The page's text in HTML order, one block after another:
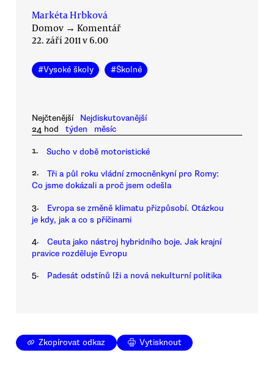
Markéta Hrbková
Domov → Komentář
22. září 2011 v 6.00
#Vysoké školy #Školné
Nejčtenější
Nejdiskutovanější
24 hod
týden měsíc
1. Sucho v době motoristické
2.
Tři a půl roku vládní zmocněnkyní pro Romy:
Co jsme dokázali a proč jsem odešla
3.
Evropa se změně klimatu přizpůsobí. Otázkou
je kdy, jak a co s příčinami
4.
Ceuta jako nástroj hybridního boje. Jak krajní
pravice rozděluje Evropu
5. Padesát odstínů lži a nová nekulturní politika
Zkopírovat odkaz Vytisknout